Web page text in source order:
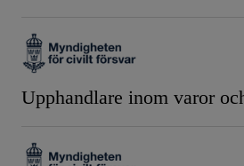
Upphandlare inom varor